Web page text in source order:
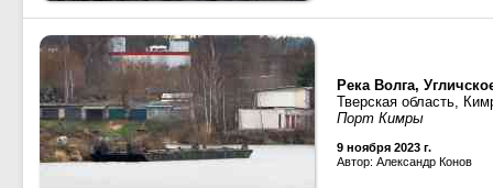
Река Волга,
Тверская область,
Порт Кимры
9 ноября 2023 г.
Автор: Александр Конов